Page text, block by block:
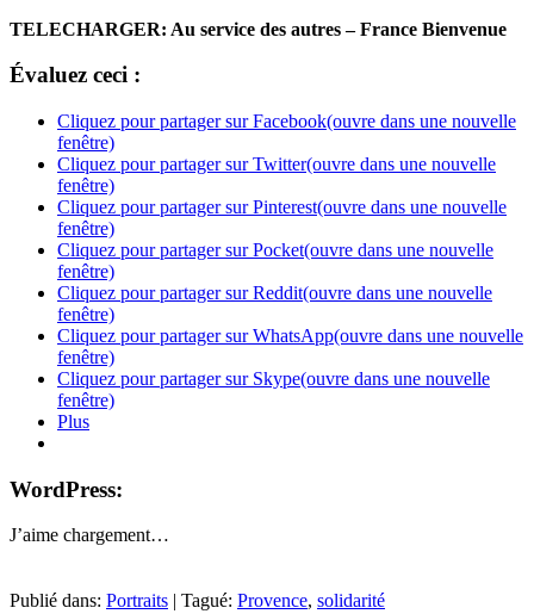
TELECHARGER: Au service des autres – France Bienvenue
Évaluez ceci :
Cliquez pour partager sur Facebook(ouvre dans une nouvelle
fenêtre)
Cliquez pour partager sur Twitter(ouvre dans une nouvelle
fenêtre)
Cliquez pour partager sur Pinterest(ouvre dans une nouvelle
fenêtre)
Cliquez pour partager sur Pocket(ouvre dans une nouvelle
fenêtre)
Cliquez pour partager sur Reddit(ouvre dans une nouvelle
fenêtre)
Cliquez pour partager sur WhatsApp(ouvre dans une nouvelle
fenêtre)
Cliquez pour partager sur Skype(ouvre dans une nouvelle
fenêtre)
Plus
WordPress:
J’aime chargement…
Publié dans: Portraits Tagué: Provence, solidarité